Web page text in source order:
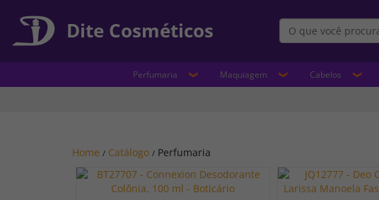
Dite Cosméticos
Perfumaria Maquiagem Cabelos
Home / Catálogo / Perfumaria